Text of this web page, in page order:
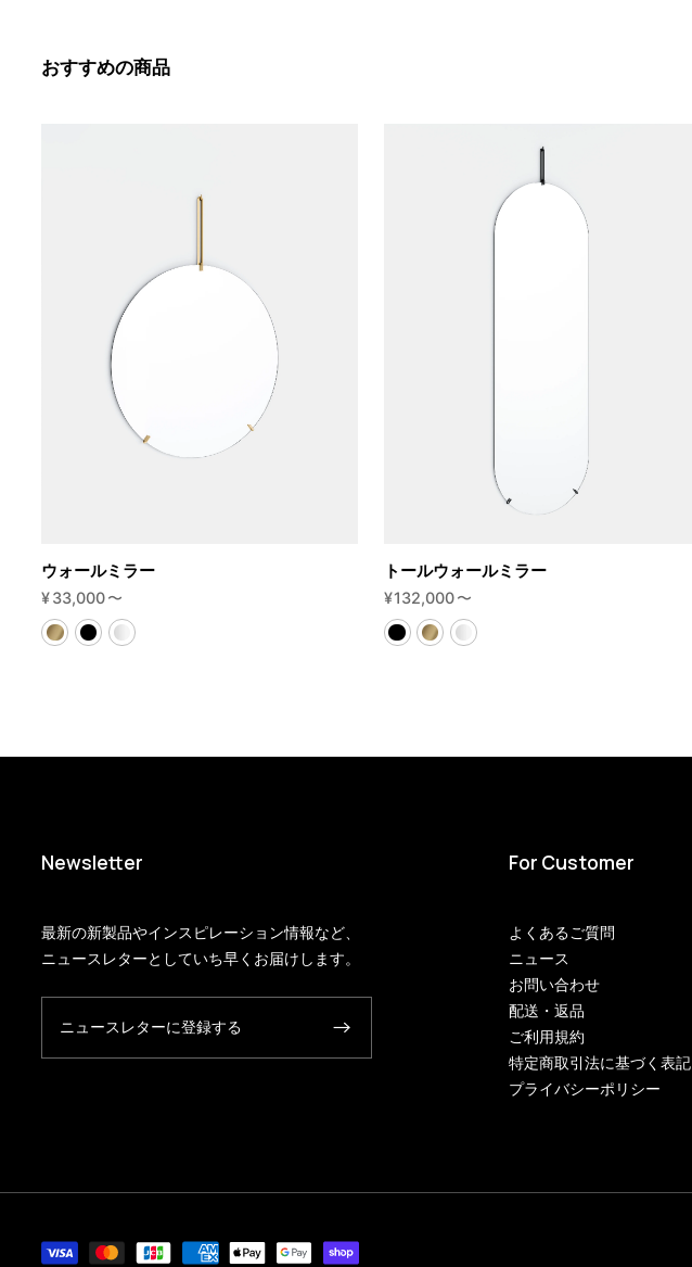
おすすめの商品
ウォールミラー
¥33,000〜
トールウォールミラー
¥132,000〜
Newsletter
最新の新製品やインスピレーション情報など、
ニュースレターとしていち早くお届けします。
ニュースレターに登録する
For Customer
よくあるご質問
ニュース
お問い合わせ
配送・返品
ご利用規約
特定商取引法に基づく表記
プライバシーポリシー